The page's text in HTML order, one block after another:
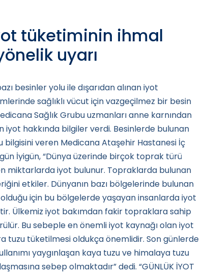
tüketiminin ihmal
uyarı
besinler yolu ile dışarıdan alınan iyot
sağlıklı vücut için vazgeçilmez bir besin
Sağlık Grubu uzmanları anne karnından
iyot hakkında bilgiler verdi. Besinlerde bulunan
bilgisini veren Medicana Ataşehir Hastanesi İç
İyigün, “Dünya üzerinde birçok toprak türü
miktarlarda iyot bulunur. Topraklarda bulunan
etkiler. Dünyanın bazı bölgelerinde bulunan
için bu bölgelerde yaşayan insanlarda iyot
Ülkemiz iyot bakımdan fakir topraklara sahip
Bu sebeple en önemli iyot kaynağı olan iyot
tuzu tüketilmesi oldukça önemlidir. Son günlerde
yaygınlaşan kaya tuzu ve himalaya tuzu
sebep olmaktadır” dedi. “GÜNLÜK İYOT